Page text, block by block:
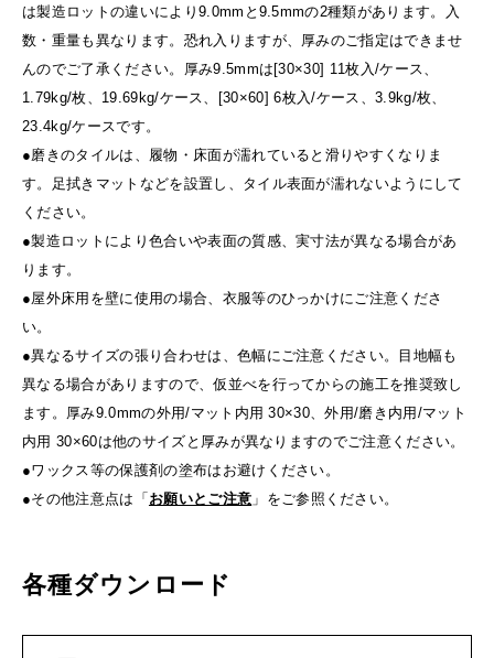
は製造ロットの違いにより9.0mmと9.5mmの2種類があります。入
数・重量も異なります。恐れ入りますが、厚みのご指定はできませ
んのでご了承ください。厚み9.5mmは[30×30] 11枚入/ケース、
1.79kg/枚、19.69kg/ケース、[30×60] 6枚入/ケース、3.9kg/枚、
23.4kg/ケースです。
●磨きのタイルは、履物・床面が濡れていると滑りやすくなりま
す。足拭きマットなどを設置し、タイル表面が濡れないようにして
ください。
●製造ロットにより色合いや表面の質感、実寸法が異なる場合があ
ります。
●屋外床用を壁に使用の場合、衣服等のひっかけにご注意くださ
い。
●異なるサイズの張り合わせは、色幅にご注意ください。目地幅も
異なる場合がありますので、仮並べを行ってからの施工を推奨致し
ます。厚み9.0mmの外用/マット内用 30×30、外用/磨き内用/マット
内用 30×60は他のサイズと厚みが異なりますのでご注意ください。
●ワックス等の保護剤の塗布はお避けください。
●その他注意点は「お願いとご注意 」をご参照ください。
各種ダウンロード